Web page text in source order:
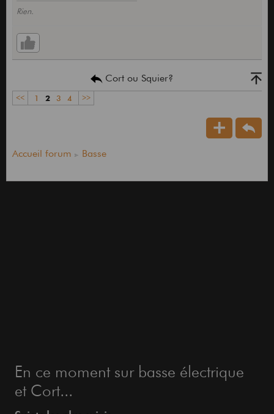
Rien.
Cort ou Squier?
<< 1 2 3 4 >>
Accueil forum Basse
En ce moment sur basse électrique
et Cort...